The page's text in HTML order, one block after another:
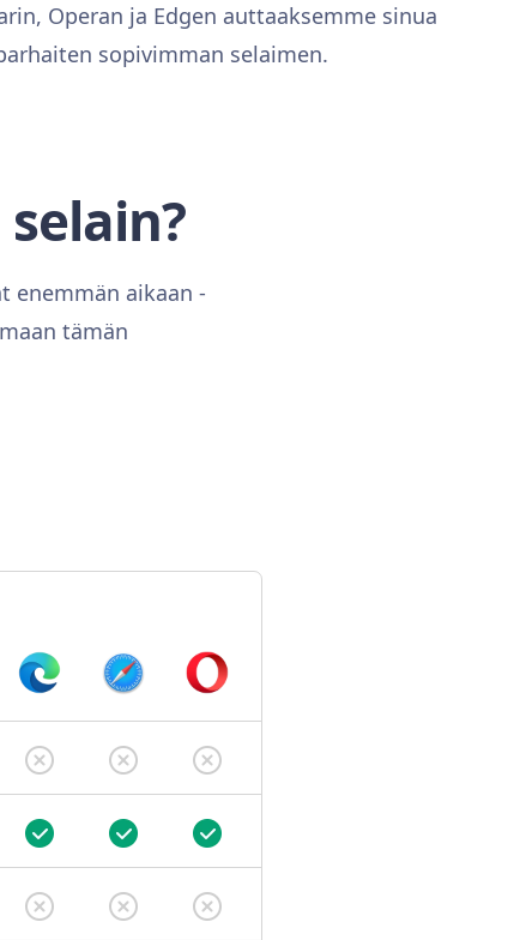
Operan ja Edgen auttaaksemme sinua
sopivimman selaimen.
enemmän aikaan -
tämän